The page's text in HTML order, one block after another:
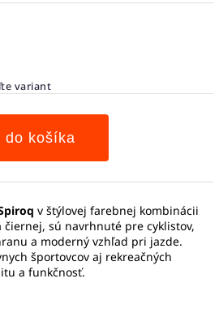
variant
do košíka
v štýlovej farebnej kombinácii
čiernej, sú navrhnuté pre cyklistov,
a moderný vzhľad pri jazde.
športovcov aj rekreačných
a funkčnosť.